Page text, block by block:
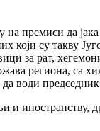
премиси да јака
су такву
за рат,
држава региона,
води
и